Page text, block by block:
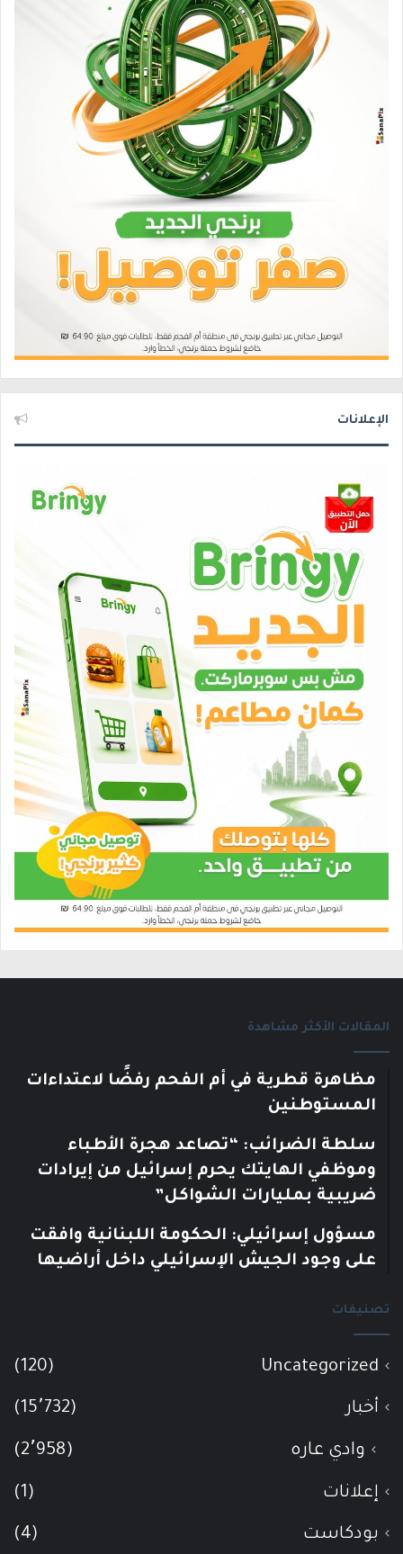
الإعلانات
المقالات الأكثر مشاهدة
مظاهرة قطرية في أم الفحم رفضًا لاعتداءات
المستوطنين
سلطة الضرائب: “تصاعد هجرة الأطباء
وموظفي الهايتك يحرم إسرائيل من إيرادات
ضريبية بمليارات الشواكل”
مسؤول إسرائيلي: الحكومة اللبنانية وافقت
على وجود الجيش الإسرائيلي داخل أراضيها
تصنيفات
Uncategorized
(120)
أخبار (15٬732)
وادي عاره (2٬958)
إعلانات (1)
بودكاست (4)